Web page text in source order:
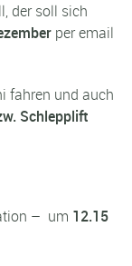
der soll sich
per email
fahren und auch
Schlepplift
– um 12.15